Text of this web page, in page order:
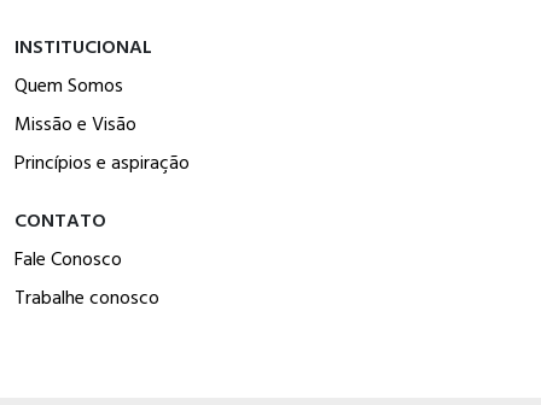
INSTITUCIONAL
Quem Somos
Missão e Visão
Princípios e aspiração
CONTATO
Fale Conosco
Trabalhe conosco